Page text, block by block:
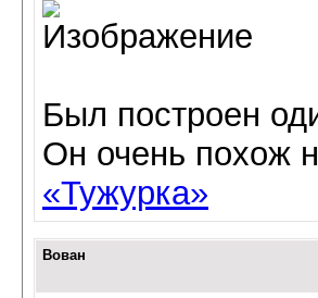
Был построен
Он очень похож
«Тужурка»
Вован